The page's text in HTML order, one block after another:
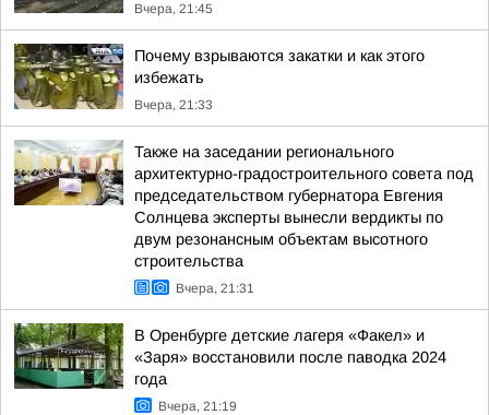
Вчера, 21:45
Почему взрываются закатки и как этого
избежать
Вчера, 21:33
Также на заседании регионального
архитектурно-градостроительного совета под
председательством губернатора Евгения
Солнцева эксперты вынесли вердикты по
двум резонансным объектам высотного
строительства
Вчера, 21:31
В Оренбурге детские лагеря «Факел» и
«Заря» восстановили после паводка 2024
года
Вчера, 21:19